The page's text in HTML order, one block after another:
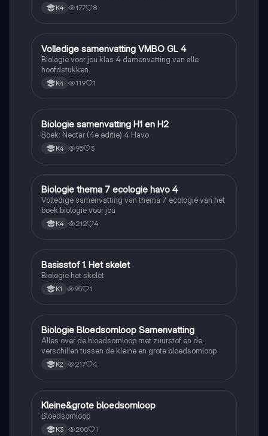
K4 177 8
Biologie
Volledige samenvatting VMBO GL 4
Biologie voor jou klas 4 damenvatting van alle
hoofdstukken
K4 119 1
Biologie
Biologie samenvatting H1 en H2
Boek: Nectar (4e editie) 4 Havo
K4 95 3
Biologie
Biologie thema 7 ecologie havo 4
Volledige samenvatting van thema 7 ecologie van het
boek biologie voor jou
K4 212 4
Biologie
Basisstof 1. Het skelet
Biologie het skelet
K1 95 1
Biologie
Biologie Bloedsomloop Samenvatting
Alles over de bloedsomloop met zuurstof en de
verschillen tussen de kleine en grote bloedsomloop
K2 217 4
Biologie
Kleine&grote bloedsomloop
Bloedsomloop
K3 200 1